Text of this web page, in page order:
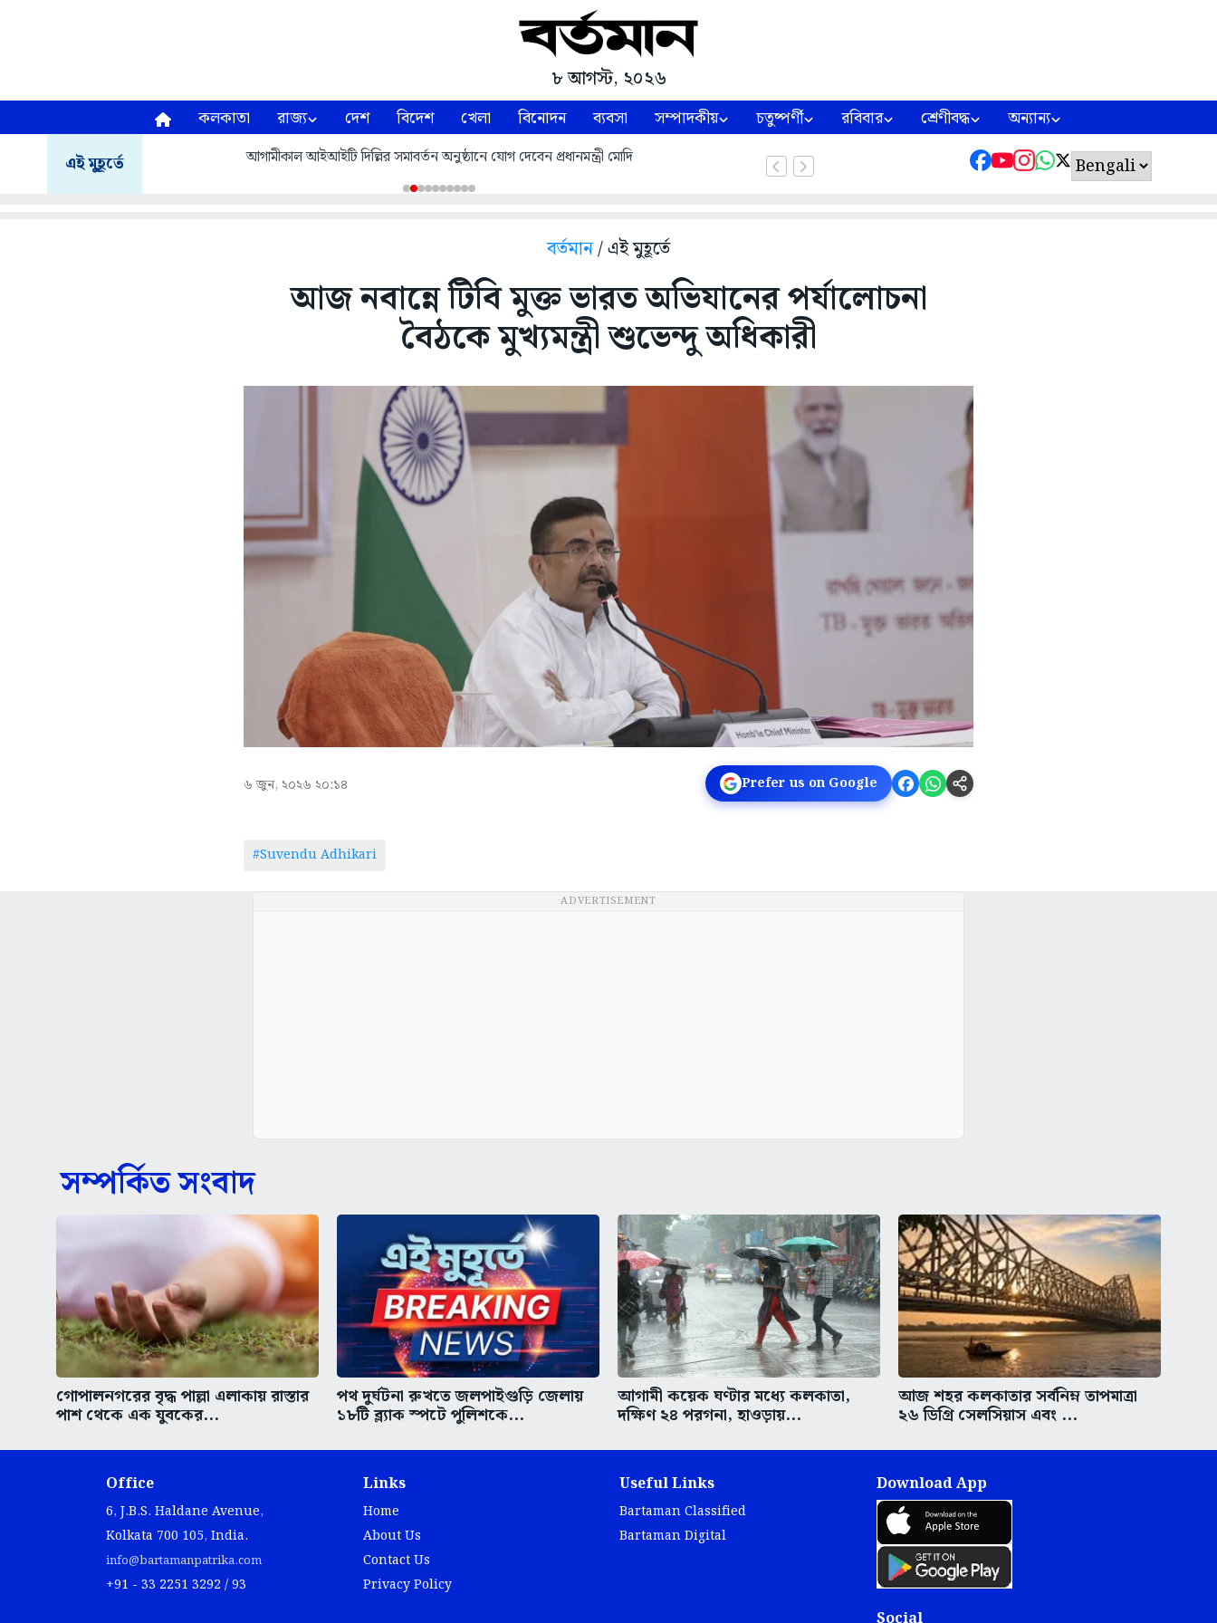
৮ আগস্ট, ২০২৬
কলকাতা রাজ্য দেশ বিদেশ খেলা বিনোদন ব্যবসা সম্পাদকীয় চতুষ্পর্ণী রবিবার শ্রেণীবদ্ধ অন্যান্য
এই মুহূর্তে আগামীকাল আইআইটি দিল্লির সমাবর্তন অনুষ্ঠানে যোগ দেবেন প্রধানমন্ত্রী মোদি
বর্তমান/ এই মুহূর্তে
আজ নবান্নে টিবি মুক্ত ভারত অভিযানের পর্যালোচনা
বৈঠকে মুখ্যমন্ত্রী শুভেন্দু অধিকারী
৬ জুন, ২০২৬ ২০:১৪ Prefer us on Google
#Suvendu Adhikari
ADVERTISEMENT
সম্পর্কিত সংবাদ
গোপালনগরের বৃদ্ধ পাল্লা এলাকায় রাস্তার
পাশ থেকে এক যুবকের...
পথ দুর্ঘটনা রুখতে জলপাইগুড়ি জেলায়
১৮টি ব্ল্যাক স্পটে পুলিশকে...
আগামী কয়েক ঘণ্টার মধ্যে কলকাতা,
দক্ষিণ ২৪ পরগনা, হাওড়ায়...
আজ শহর কলকাতার সর্বনিম্ন তাপমাত্রা
২৬ ডিগ্রি সেলসিয়াস এবং ...
Office
6, J.B.S. Haldane Avenue,
Kolkata 700 105, India.
info@bartamanpatrika.com
+91 - 33 2251 3292 / 93
Links
Home
About Us
Contact Us
Privacy Policy
Useful Links
Bartaman Classified
Bartaman Digital
Download App